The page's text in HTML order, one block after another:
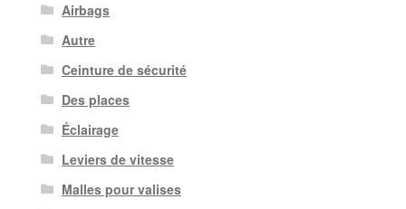
Airbags
Autre
Ceinture de sécurité
Des places
Éclairage
Leviers de vitesse
Malles pour valises